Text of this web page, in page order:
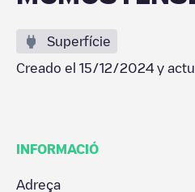
Superfície
Creado el 15/12/2024 y
INFORMACIÓ
Adreça